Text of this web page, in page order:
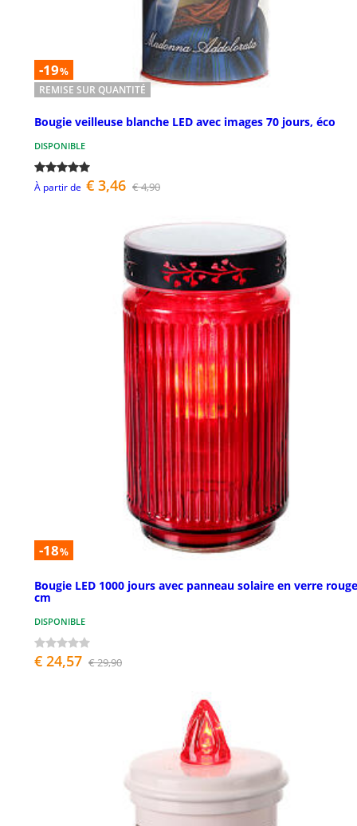
-19%
REMISE SUR QUANTITÉ
Bougie veilleuse blanche LED avec images 70 jours, éco
DISPONIBLE
À partir de € 3,46 € 4,90
-18%
Bougie LED 1000 jours avec panneau solaire en verre
cm
DISPONIBLE
€ 24,57 € 29,90